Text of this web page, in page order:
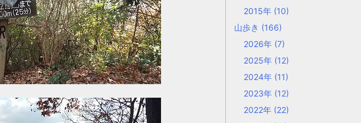
2015年 (10)
山歩き (166)
2026年 (7)
2025年 (12)
2024年 (11)
2023年 (12)
2022年 (22)